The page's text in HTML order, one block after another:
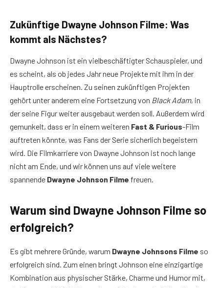
Zukünftige Dwayne Johnson Filme: Was
kommt als Nächstes?
Dwayne Johnson ist ein vielbeschäftigter Schauspieler, und
es scheint, als ob jedes Jahr neue Projekte mit ihm in der
Hauptrolle erscheinen. Zu seinen zukünftigen Projekten
gehört unter anderem eine Fortsetzung von Black Adam, in
der seine Figur weiter ausgebaut werden soll. Außerdem wird
gemunkelt, dass er in einem weiteren Fast & Furious-Film
auftreten könnte, was Fans der Serie sicherlich begeistern
wird. Die Filmkarriere von Dwayne Johnson ist noch lange
nicht am Ende, und wir können uns auf viele weitere
spannende Dwayne Johnson Filme freuen.
Warum sind Dwayne Johnson Filme so
erfolgreich?
Es gibt mehrere Gründe, warum Dwayne Johnsons Filme so
erfolgreich sind. Zum einen bringt Johnson eine einzigartige
Kombination aus physischer Stärke, Charme und Humor mit,